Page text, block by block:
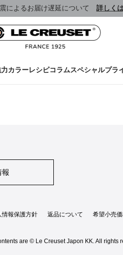
によるお届け遅延について 詳しく
カラーレシピコラムスペシャルプラ
報
情報保護方針 返品について 希望小売
are © Le Creuset Japon KK. All rights